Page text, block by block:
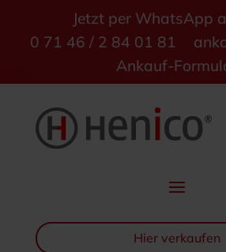
Jetzt per WhatsApp
0 71 46 / 2 84 01 81
Ankauf-
Hier verkaufen